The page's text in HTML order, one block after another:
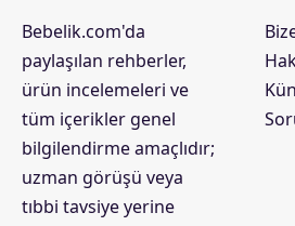
Bebelik.com'da
paylaşılan rehberler,
ürün incelemeleri ve
tüm içerikler genel
bilgilendirme amaçlıdır;
uzman görüşü veya
tıbbi tavsiye yerine